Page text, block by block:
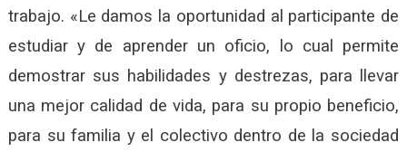
trabajo. «Le damos la oportunidad al participante de
estudiar y de aprender un oficio, lo cual permite
demostrar sus habilidades y destrezas, para llevar
una mejor calidad de vida, para su propio beneficio,
para su familia y el colectivo dentro de la sociedad